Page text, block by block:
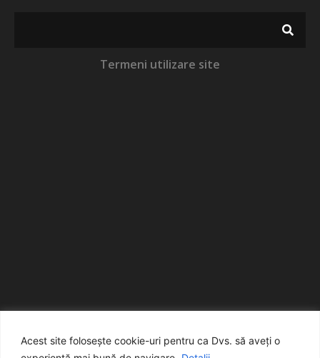
Acest site folosește cookie-uri pentru ca Dvs. să aveți o
Termeni utilizare site